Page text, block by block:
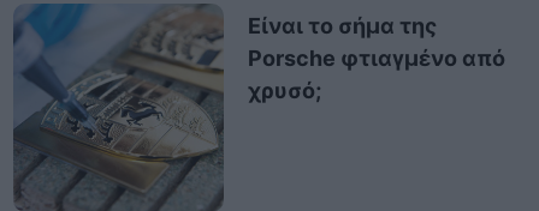
Είναι το σήμα της
Porsche φτιαγμένο από
χρυσό;